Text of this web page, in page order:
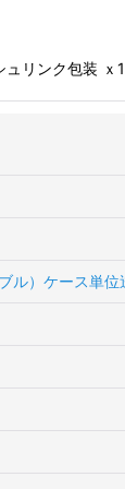
ュリンク包装
ル）ケース単位